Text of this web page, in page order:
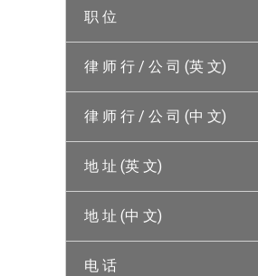
职 位
律 师 行 / 公 司 (英 文)
律 师 行 / 公 司 (中 文)
地 址 (英 文)
地 址 (中 文)
电 话